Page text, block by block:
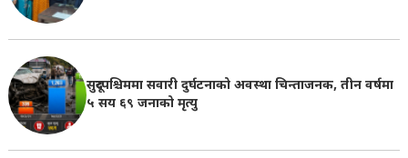
सुदूरपश्चिममा सवारी दुर्घटनाको अवस्था चिन्ताजनक, तीन वर्षमा
५ सय ६९ जनाको मृत्यु